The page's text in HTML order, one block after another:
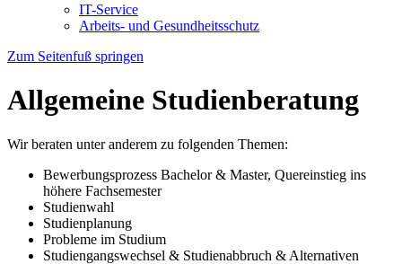
IT-Service
Arbeits- und Gesundheitsschutz
Zum Seitenfuß springen
Allgemeine Studienberatung
Wir beraten unter anderem zu folgenden Themen:
Bewerbungsprozess Bachelor & Master, Quereinstieg ins
höhere Fachsemester
Studienwahl
Studienplanung
Probleme im Studium
Studiengangswechsel & Studienabbruch & Alternativen